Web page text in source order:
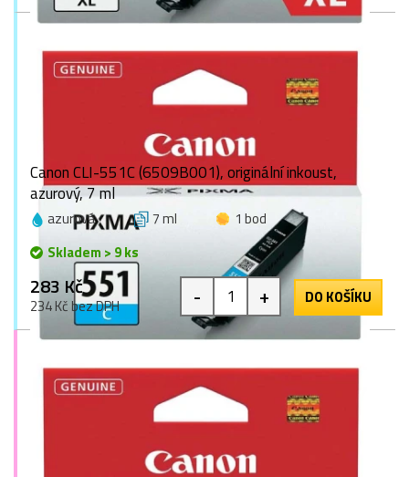
Canon CLI-551C (6509B001), originální inkoust,
azurový, 7 ml
azurová 7 ml
1 bod
Skladem > 9 ks
283 Kč
234 Kč bez DPH - + DO KOŠÍKU